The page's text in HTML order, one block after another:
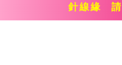
針線緣